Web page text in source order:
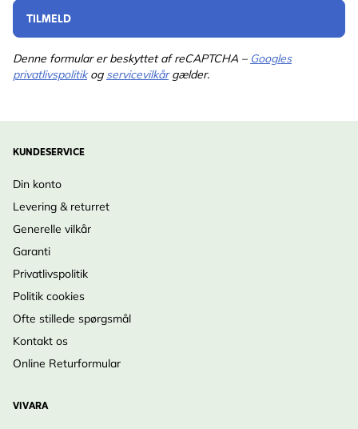
TILMELD
Denne formular er beskyttet af reCAPTCHA – Googles
privatlivspolitikog servicevilkårgælder.
KUNDESERVICE
Din konto
Levering & returret
Generelle vilkår
Garanti
Privatlivspolitik
Politik cookies
Ofte stillede spørgsmål
Kontakt os
Online Returformular
VIVARA